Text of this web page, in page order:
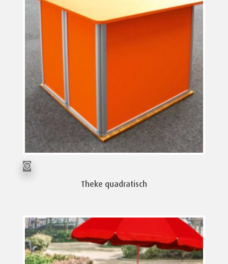
Theke quadratisch